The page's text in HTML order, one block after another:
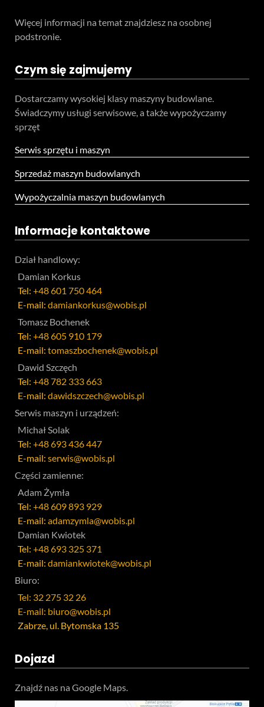
Więcej informacji na temat znajdziesz na osobnej
podstronie.
Czym się zajmujemy
Dostarczamy wysokiej klasy maszyny budowlane.
Świadczymy usługi serwisowe, a także wypożyczamy
sprzęt
Serwis sprzętu i maszyn
Sprzedaż maszyn budowlanych
Wypożyczalnia maszyn budowlanych
Informacje kontaktowe
Dział handlowy:
Damian Korkus
Tel: +48 601 750 464
E-mail: damiankorkus@wobis.pl
Tomasz Bochenek
Tel: +48 605 910 179
E-mail: tomaszbochenek@wobis.pl
Dawid Szczęch
Tel: +48 782 333 663
E-mail: dawidszczech@wobis.pl
Serwis maszyn i urządzeń:
Michał Solak
Tel: +48 693 436 447
E-mail: serwis@wobis.pl
Części zamienne:
Adam Żymła
Tel: +48 609 893 929
E-mail: adamzymla@wobis.pl
Damian Kwiotek
Tel: +48 693 325 371
E-mail: damiankwiotek@wobis.pl
Biuro:
Tel: 32 275 32 26
E-mail: biuro@wobis.pl
Zabrze, ul. Bytomska 135
Dojazd
Znajdź nas na Google Maps.